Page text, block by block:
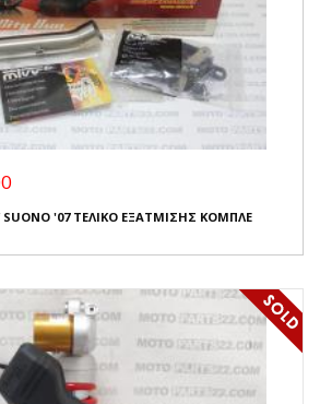
SUONO '07 ΤΕΛΙΚΟ ΕΞΑΤΜΙΣΗΣ ΚΟΜΠΛΕ